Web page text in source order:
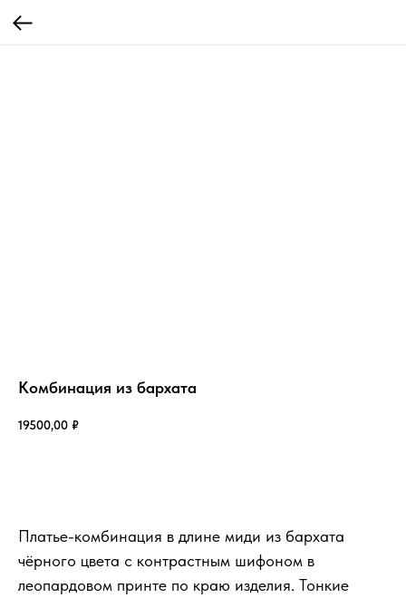
Комбинация из бархата
19500,00 ₽
Платье-комбинация в длине миди из бархата
чёрного цвета с контрастным шифоном в
леопардовом принте по краю изделия. Тонкие